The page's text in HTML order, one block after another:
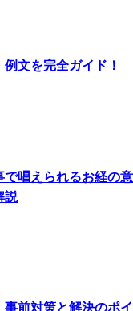
文を完全ガイド！
唱えられるお経の意
説
前対策と解決のポイ